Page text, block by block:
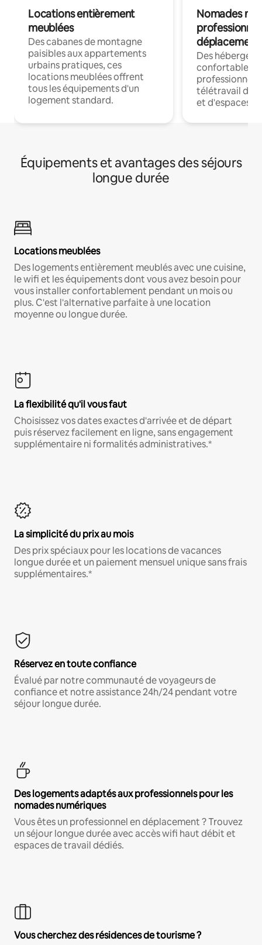
Locations entièrement
meublées
Des cabanes de montagne
paisibles aux appartements
urbains pratiques, ces
locations meublées offrent
tous les équipements d'un
logement standard.
Nomades
déplacement
Des
confortables
professionnels
télétravail
et d'espaces
Équipements et avantages des séjours
longue durée
Locations meublées
Des logements entièrement meublés avec une cuisine,
le wifi et les équipements dont vous avez besoin pour
vous installer confortablement pendant un mois ou
plus. C'est l'alternative parfaite à une location
moyenne ou longue durée.
La flexibilité qu'il vous faut
Choisissez vos dates exactes d'arrivée et de départ
puis réservez facilement en ligne, sans engagement
supplémentaire ni formalités administratives.*
La simplicité du prix au mois
Des prix spéciaux pour les locations de vacances
longue durée et un paiement mensuel unique sans frais
supplémentaires.*
Réservez en toute confiance
Évalué par notre communauté de voyageurs de
confiance et notre assistance 24h/24 pendant votre
séjour longue durée.
Des logements adaptés aux professionnels pour les
nomades numériques
Vous êtes un professionnel en déplacement ? Trouvez
un séjour longue durée avec accès wifi haut débit et
espaces de travail dédiés.
Vous cherchez des résidences de tourisme ?